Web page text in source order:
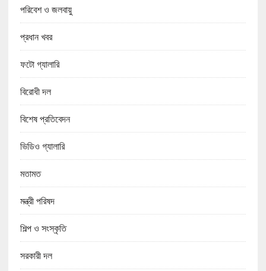
পরিবেশ ও জলবায়ু
প্রধান খবর
ফটো গ্যালারি
বিরোধী দল
বিশেষ প্রতিবেদন
ভিডিও গ্যালারি
মতামত
মন্ত্রী পরিষদ
শিল্প ও সংস্কৃতি
সরকারী দল